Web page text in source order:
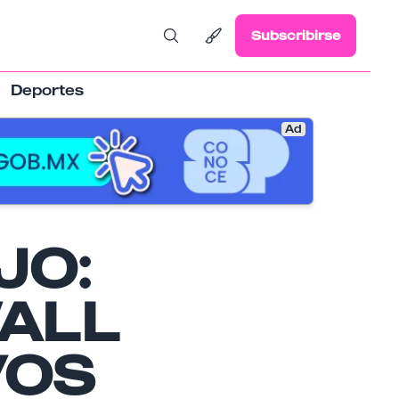
Subscribirse
Deportes
Ad